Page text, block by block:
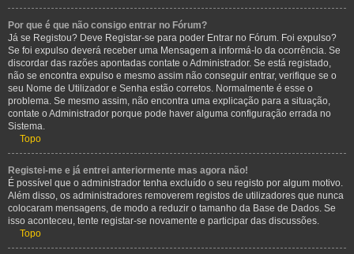
Por que é que não consigo entrar no Fórum?
Já se Registou? Deve Registar-se para poder Entrar no Fórum. Foi expulso?
Se foi expulso deverá receber uma Mensagem a informá-lo da ocorrência. Se
discordar das razões apontadas contate o Administrador. Se está registado,
não se encontra expulso e mesmo assim não conseguir entrar, verifique se o
seu Nome de Utilizador e Senha estão corretos. Normalmente é esse o
problema. Se mesmo assim, não encontra uma explicação para a situação,
contate o Administrador porque pode haver alguma configuração errada no
Sistema.
Topo
Registei-me e já entrei anteriormente mas agora não!
É possível que o administrador tenha excluído o seu registo por algum motivo.
Além disso, os administradores removerem registos de utilizadores que nunca
colocaram mensagens, de modo a reduzir o tamanho da Base de Dados. Se
isso aconteceu, tente registar-se novamente e participar das discussões.
Topo